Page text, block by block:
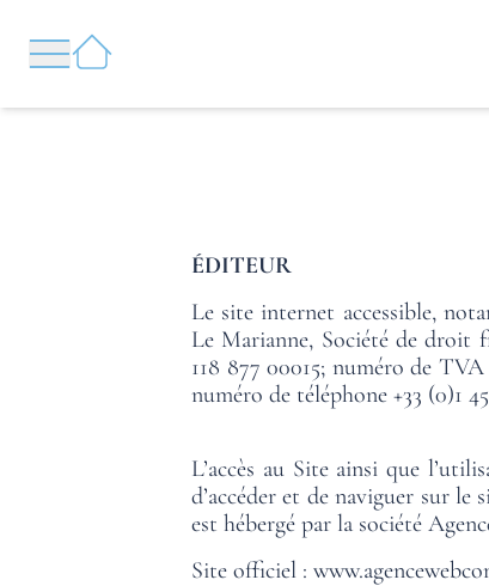
CLOSE
ÉDITEUR
Le site internet accessible,
Le Marianne, Société de droit
118 877 00015; numéro de
numéro de téléphone +33 (0)1
L’accès au Site ainsi que
d’accéder et de naviguer sur
est hébergé par la société
Site officiel :